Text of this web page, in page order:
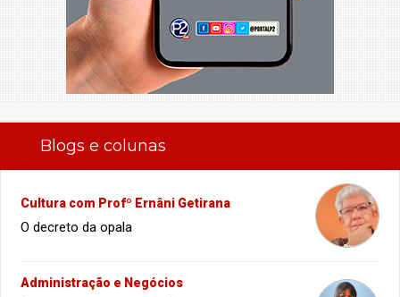
Blogs e colunas
Cultura com Profº Ernâni Getirana
O decreto da opala
Administração e Negócios